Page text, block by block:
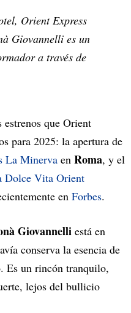
Orient Express
Giovannelli es un
a través de
estrenos que Orient
para 2025: la apertura de
La Minerva en Roma, y el
Dolce Vita Orient
en Forbes.
Giovannelli está en
conserva la esencia de
Es un rincón tranquilo,
lejos del bullicio